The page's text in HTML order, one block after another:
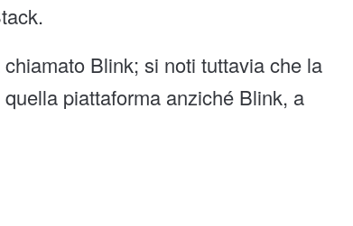
Blink; si noti tuttavia che la
piattaforma anziché Blink, a